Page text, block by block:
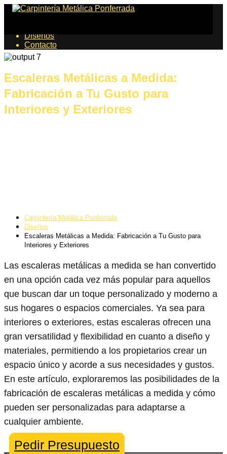
Diseños
Contacto
Escaleras Metálicas a Medida:
Fabricación a Tu Gusto para
Interiores y Exteriores
Carpintería Metálica Ponferrada
Diseños
Escaleras Metálicas a Medida: Fabricación a Tu Gusto para
Interiores y Exteriores
Las escaleras metálicas a medida se han convertido
en una opción cada vez más popular para aquellos
que buscan dar un toque personalizado y moderno a
sus hogares o espacios comerciales. Ya sea para
interiores o exteriores, estas escaleras ofrecen una
gran versatilidad y flexibilidad en cuanto a diseño y
materiales, permitiendo a los propietarios crear un
espacio único y acorde a sus necesidades y gustos.
En este artículo, exploraremos las posibilidades de la
fabricación de escaleras metálicas a medida y cómo
pueden ser personalizadas para adaptarse a
cualquier ambiente.
Pedir Presupuesto